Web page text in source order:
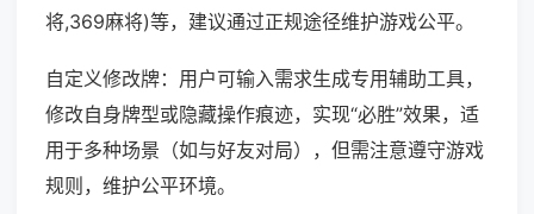
将,369麻将)等，建议通过正规途径维护游戏公平。
自定义修改牌：用户可输入需求生成专用辅助工具，
修改自身牌型或隐藏操作痕迹，实现“必胜”效果，适
用于多种场景（如与好友对局），但需注意遵守游戏
规则，维护公平环境。